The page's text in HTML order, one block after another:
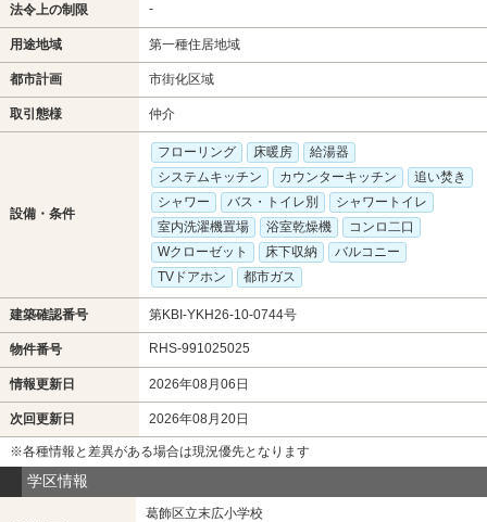
法令上の制限 -
用途地域 第一種住居地域
都市計画 市街化区域
取引態様 仲介
設備・条件
フローリング 床暖房
給湯器
システムキッチン
カウンターキッチン
追い焚き
シャワー
バス・トイレ別
シャワートイレ
室内洗濯機置場
浴室乾燥機
コンロ二口
Wクローゼット
床下収納
バルコニー
TVドアホン
都市ガス
建築確認番号 第KBI-YKH26-10-0744号
物件番号 RHS-991025025
情報更新日 2026年08月06日
次回更新日 2026年08月20日
※各種情報と差異がある場合は現況優先となります
学区情報
葛飾区立末広小学校